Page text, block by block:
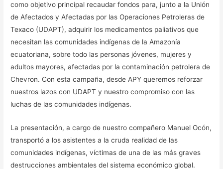
como objetivo principal recaudar fondos para, junto a la Unión
de Afectados y Afectadas por las Operaciones Petroleras de
Texaco (UDAPT), adquirir los medicamentos paliativos que
necesitan las comunidades indígenas de la Amazonía
ecuatoriana, sobre todo las personas jóvenes, mujeres y
adultos mayores, afectadas por la contaminación petrolera de
Chevron. Con esta campaña, desde APY queremos reforzar
nuestros lazos con UDAPT y nuestro compromiso con las
luchas de las comunidades indígenas.
La presentación, a cargo de nuestro compañero Manuel Ocón,
transportó a los asistentes a la cruda realidad de las
comunidades indígenas, víctimas de una de las más graves
destrucciones ambientales del sistema económico global.